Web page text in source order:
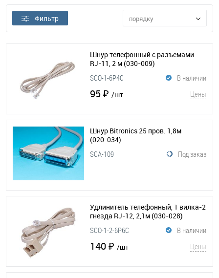
Фильтр порядку
Шнур телефонный с разъемами
RJ-11, 2 м (030-009)
В наличии
SCO-1-6P4C
95 ₽ /шт Цены
Шнур Bitronics 25 пров. 1,8м
(020-034)
Под заказ
SCA-109
Удлинитель телефонный, 1 вилка-2
гнезда RJ-12, 2,1м (030-028)
В наличии
SCO-1-2-6P6C
140 ₽ /шт Цены